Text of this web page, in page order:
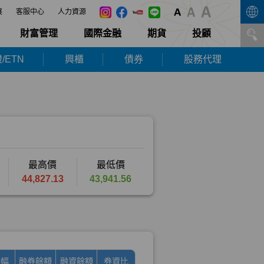
客服中心 人力資源
財富管理 國際金融 期貨 投顧
ETN 興櫃 債券 股務代理